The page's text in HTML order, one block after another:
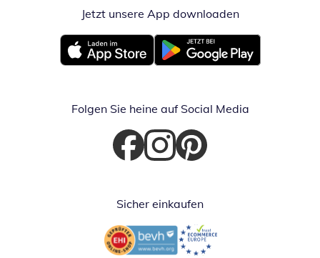
Jetzt unsere App downloadenÖffnet in
Öffnet in neuem FensterÖffnet in neuem Fenster
Folgen Sie heine auf Social Media
Öffnet in neuem Fenster
Öffnet in neuem Fenster
Öffnet in neuem Fenster
Sicher einkaufen